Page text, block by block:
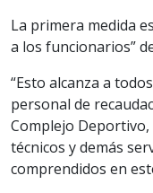
La primera medida
a los funcionarios”
“Esto alcanza a
personal de
Complejo
técnicos y demás
comprendidos en